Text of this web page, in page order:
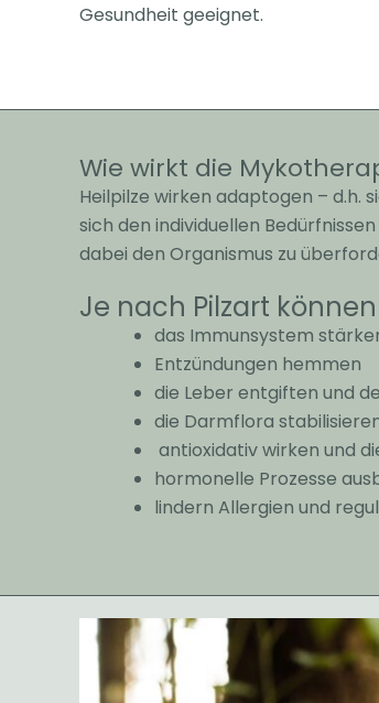
Gesundheit geeignet.
Wie wirkt die
Heilpilze wirken adaptogen – d.h.
sich den individuellen
dabei den Organismus zu
Je nach Pilzart können
das Immunsystem
Entzündungen hemmen
die Leber entgiften und
die Darmflora
antioxidativ wirken und
hormonelle Prozesse
lindern Allergien und